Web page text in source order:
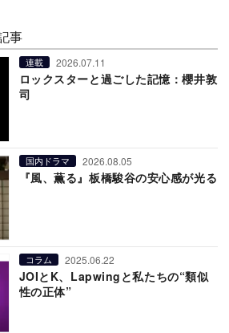
事
連載 2026.07.11
ロックスターと過ごした記憶：櫻井敦
司
国内ドラマ 2026.08.05
『風、薫る』板橋駿谷の安心感が光る
コラム 2025.06.22
JOIとK、Lapwingと私たちの“類似
性の正体”